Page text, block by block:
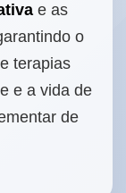
e as
o
terapias
e a vida de
de